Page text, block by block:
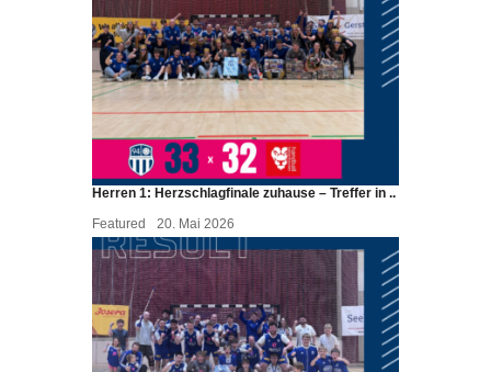
Herren 1: Herzschlagfinale zuhause – Treffer in ..
Featured
20. Mai 2026